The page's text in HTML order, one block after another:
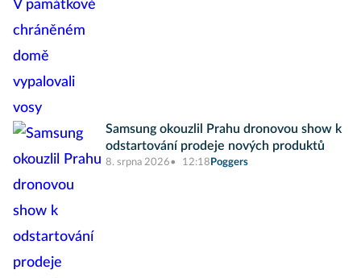
Samsung okouzlil Prahu dronovou show k
odstartování prodeje nových produktů
8. srpna 2026 12:18 Poggers